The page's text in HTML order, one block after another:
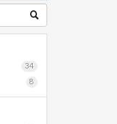
34
8